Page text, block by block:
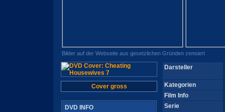
Bilder auf der Webseite aus gesetzlichen Gründen zensiert
Cover gross
DVD INFO
Darsteller
Kategorien
Film Info
Serie